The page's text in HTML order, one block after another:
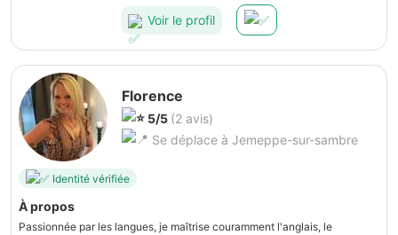
Voir le profil
Florence
5/5 (2 avis)
Se déplace à Jemeppe-sur-sambre
Identité vérifiée
À propos
Passionnée par les langues, je maîtrise couramment l'anglais, le